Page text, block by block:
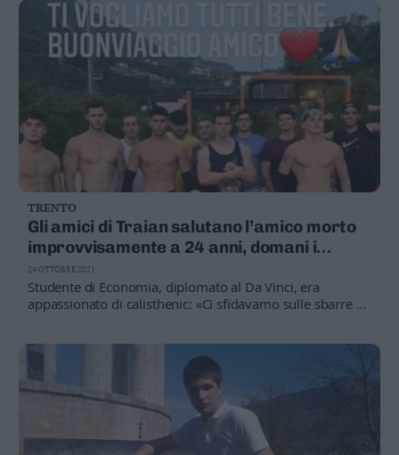
TRENTO
Gli amici di Traian salutano l’amico morto
improvvisamente a 24 anni, domani i
funerali
Studente di Economia, diplomato al Da Vinci, era
appassionato di calisthenic: «Ci sfidavamo sulle sbarre al
24 OTTOBRE 2021